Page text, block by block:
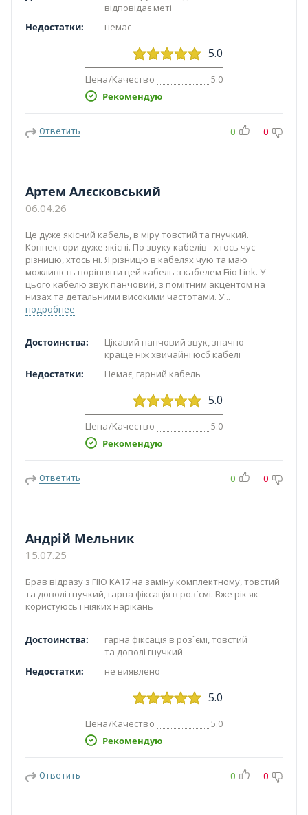
відповідає меті
Недостатки:
немає
5.0
Цена/Качество 5.0
Рекомендую
Ответить 0 0
Артем Алєсковський
06.04.26
Це дуже якісний кабель, в міру товстий та гнучкий.
Коннектори дуже якісні. По звуку кабелів - хтось чує
різницю, хтось ні. Я різницю в кабелях чую та маю
можливість порівняти цей кабель з кабелем Fiio Link. У
цього кабелю звук панчовий, з помітним акцентом на
низах та детальними високими частотами. У
подробнее
Достоинства:
Цікавий панчовий звук, значно
краще ніж хвичайні юсб кабелі
Недостатки:
Немає, гарний кабель
5.0
Цена/Качество 5.0
Рекомендую
Ответить 0 0
Андрій Мельник
15.07.25
Брав відразу з FIIO КА17 на заміну комплектному, товстий
та доволі гнучкий, гарна фіксація в роз`ємі. Вже рік як
користуюсь і ніяких нарікань
Достоинства:
гарна фіксація в роз`ємі, товстий
та доволі гнучкий
Недостатки:
не виявлено
5.0
Цена/Качество 5.0
Рекомендую
Ответить 0 0